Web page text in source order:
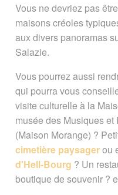
Vous ne devriez pas
maisons créoles
aux divers panoramas
Salazie.
Vous pourrez aussi
qui pourra vous
visite culturelle à la
musée des Musiques
(Maison Morange) ?
cimetière paysagerou
d'Hell-Bourg ? Un
boutique de souvenir ?